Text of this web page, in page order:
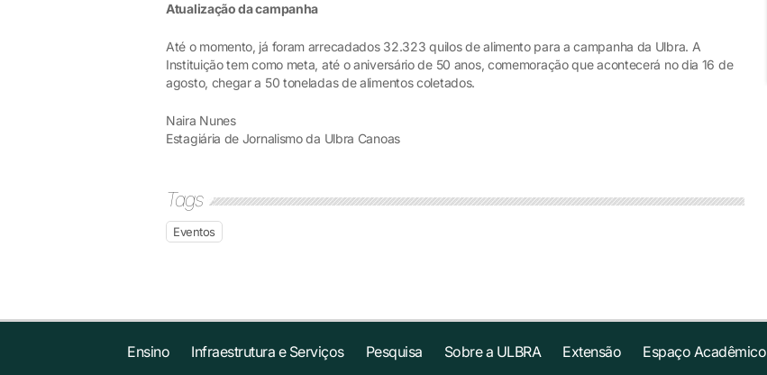
Atualização da campanha
Até o momento, já foram arrecadados 32.323 quilos de alimento para a campanha da Ulbra. A
Instituição tem como meta, até o aniversário de 50 anos, comemoração que acontecerá no dia 16 de
agosto, chegar a 50 toneladas de alimentos coletados.
Naira Nunes
Estagiária de Jornalismo da Ulbra Canoas
Tags
Eventos
Ensino Infraestrutura e Serviços Pesquisa Sobre a ULBRA Extensão Espaço Acadêmico